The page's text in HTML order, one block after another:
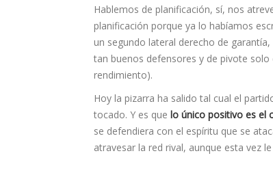
Hablemos de planificación, sí, nos
planificación porque ya lo habíamos
un segundo lateral derecho de
tan buenos defensores y de pivote solo
rendimiento).
Hoy la pizarra ha salido tal cual el
tocado. Y es que lo único positivo es el
se defendiera con el espíritu que se
atravesar la red rival, aunque esta vez